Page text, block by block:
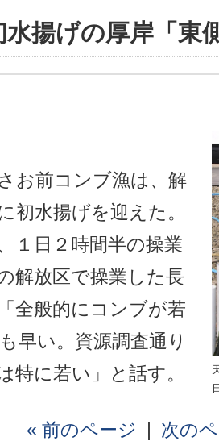
揚げの厚岸「東
お前コンブ漁は、解
初水揚げを迎えた。
１日２時間半の操業
解放区で操業した長
全般的にコンブが若
早い。資源調査通り
特に若い」と話す。
« 前のページ | 次の